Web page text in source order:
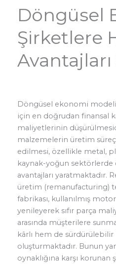
Döngüsel
Şirketlere
Döngüsel ekonomi
için en doğrudan finansal
maliyetlerinin
malzemelerin üretim
edilmesi, özellikle metal,
kaynak-yoğun
avantajları yaratmaktadır.
üretim (remanufacturing)
fabrikası, kullanılmış
yenileyerek sıfır parça
arasında müşterilere
kârlı hem de
oluşturmaktadır. Bunun
oynaklığına karşı korunan